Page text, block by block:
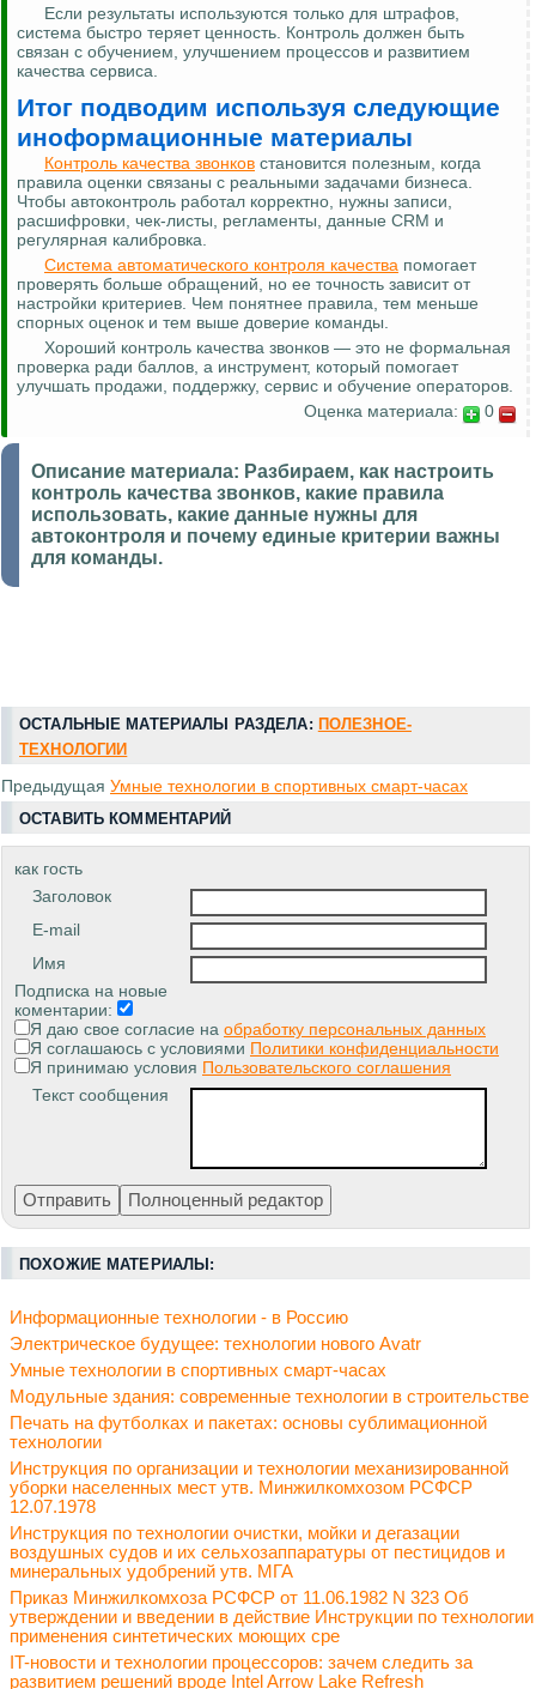
Если результаты используются только для штрафов,
система быстро теряет ценность. Контроль должен быть
связан с обучением, улучшением процессов и развитием
качества сервиса.
Итог подводим используя следующие
иноформационные материалы
Контроль качества звонков становится полезным, когда
правила оценки связаны с реальными задачами бизнеса.
Чтобы автоконтроль работал корректно, нужны записи,
расшифровки, чек-листы, регламенты, данные CRM и
регулярная калибровка.
Система автоматического контроля качества помогает
проверять больше обращений, но ее точность зависит от
настройки критериев. Чем понятнее правила, тем меньше
спорных оценок и тем выше доверие команды.
Хороший контроль качества звонков — это не формальная
проверка ради баллов, а инструмент, который помогает
улучшать продажи, поддержку, сервис и обучение операторов.
Оценка материала:
0
Описание материала: Разбираем, как настроить
контроль качества звонков, какие правила
использовать, какие данные нужны для
автоконтроля и почему единые критерии важны
для команды.
ОСТАЛЬНЫЕ МАТЕРИАЛЫ РАЗДЕЛА: ПОЛЕЗНОЕ-
ТЕХНОЛОГИИ
Предыдущая Умные технологии в спортивных смарт-часах
ОСТАВИТЬ КОММЕНТАРИЙ
как гость
Заголовок
E-mail
Имя
Подписка на новые
коментарии:
Я даю свое согласие на обработку персональных данных
Я соглашаюсь с условиями Политики конфиденциальности
Я принимаю условия Пользовательского соглашения
Текст сообщения
ПОХОЖИЕ МАТЕРИАЛЫ:
Информационные технологии - в Россию
Электрическое будущее: технологии нового Avatr
Умные технологии в спортивных смарт-часах
Модульные здания: современные технологии в строительстве
Печать на футболках и пакетах: основы сублимационной
технологии
Инструкция по организации и технологии механизированной
уборки населенных мест утв. Минжилкомхозом РСФСР
12.07.1978
Инструкция по технологии очистки, мойки и дегазации
воздушных судов и их сельхозаппаратуры от пестицидов и
минеральных удобрений утв. МГА
Приказ Минжилкомхоза РСФСР от 11.06.1982 N 323 Об
утверждении и введении в действие Инструкции по технологии
применения синтетических моющих сре
IT-новости и технологии процессоров: зачем следить за
развитием решений вроде Intel Arrow Lake Refresh